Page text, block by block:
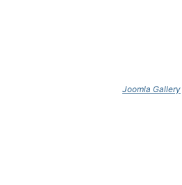
Joomla Gallery